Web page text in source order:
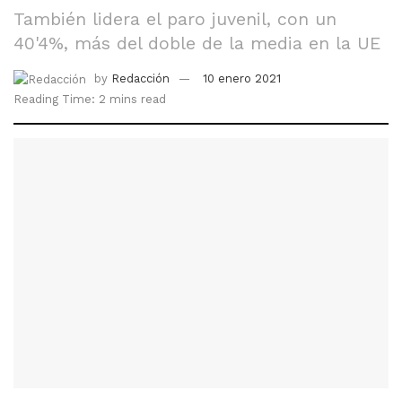
También lidera el paro juvenil, con un
40'4%, más del doble de la media en la UE
by Redacción
10 enero 2021
Reading Time: 2 mins read